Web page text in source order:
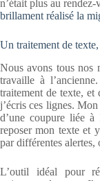
n’était plus au
brillament réalisé la
Un traitement de
Nous avons tous nos
travaille à
traitement de texte, et
j’écris ces lignes.
d’une coupure liée
reposer mon texte et
par différentes alertes,
L’outil idéal pour